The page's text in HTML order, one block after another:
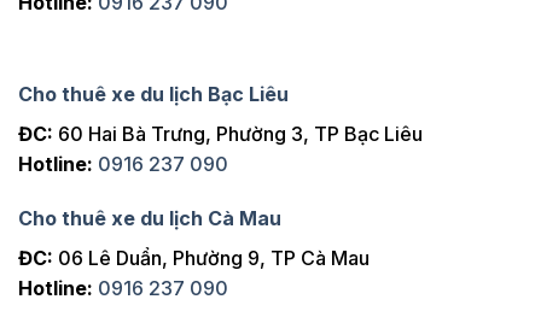
Cho thuê xe du lịch Bạc Liêu
ĐC: 60 Hai Bà Trưng, Phường 3, TP Bạc Liêu
Hotline: 0916 237 090
Cho thuê xe du lịch Cà Mau
ĐC: 06 Lê Duẩn, Phường 9, TP Cà Mau
Hotline: 0916 237 090